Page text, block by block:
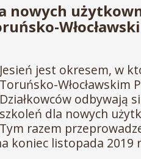
nowych
Jesień jest okresem, w
Toruńsko-Włocławskim
Działkowców odbywają
szkoleń dla nowych
Tym razem
koniec listopada 2019